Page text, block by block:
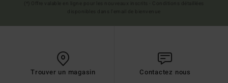
Trouver un magasin Contactez nous